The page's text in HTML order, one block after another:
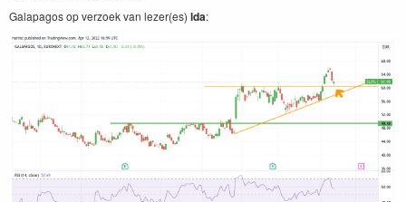
Gala­pa­gos op ver­zoek van lezer(es) lda: